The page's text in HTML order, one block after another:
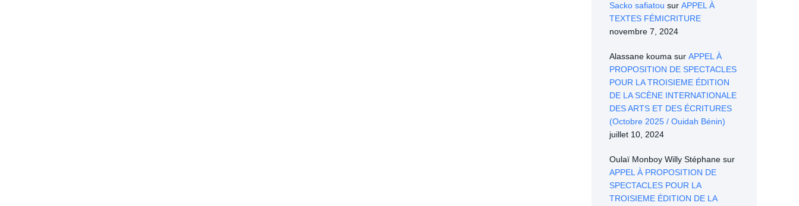
Sacko safiatou sur APPEL À
TEXTES FÉMICRITURE
novembre 7, 2024
Alassane kouma sur APPEL À
PROPOSITION DE SPECTACLES
POUR LA TROISIEME ÉDITION
DE LA SCÈNE INTERNATIONALE
DES ARTS ET DES ÉCRITURES
(Octobre 2025 / Ouidah Bénin)
juillet 10, 2024
Oulaï Monboy Willy Stéphane sur
APPEL À PROPOSITION DE
SPECTACLES POUR LA
TROISIEME ÉDITION DE LA